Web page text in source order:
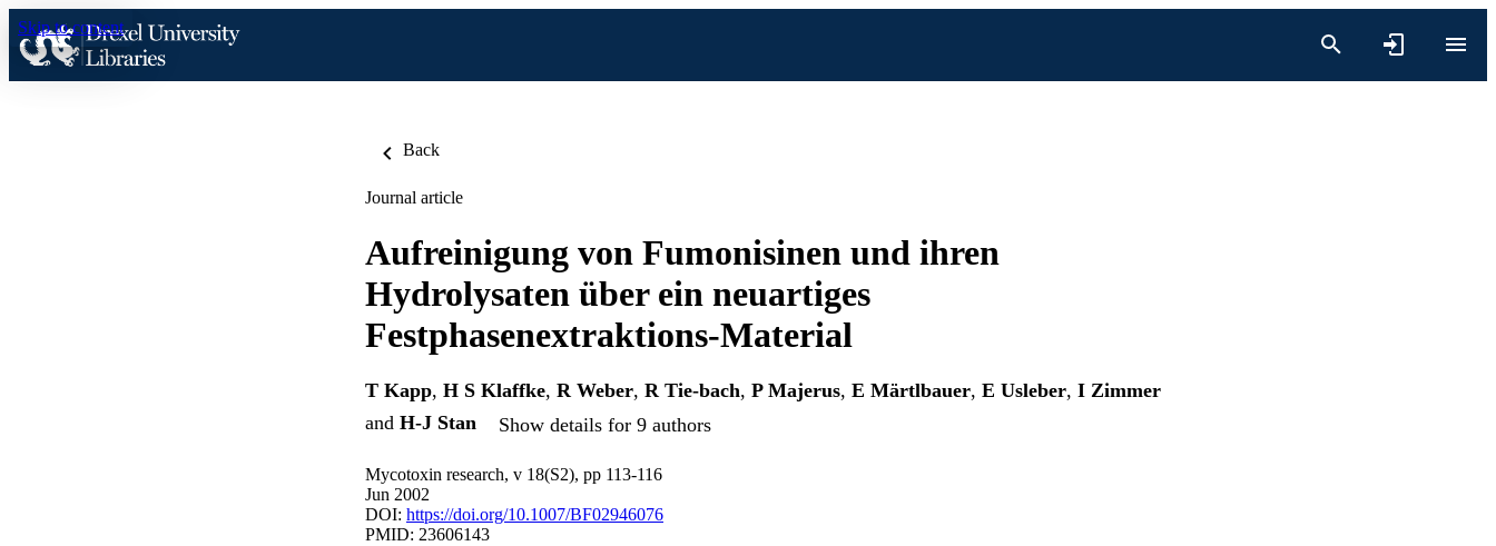
Skip to content
Back
Journal article
Aufreinigung von Fumonisinen und ihren
Hydrolysaten über ein neuartiges
Festphasenextraktions-Material
T Kapp, H S Klaffke, R Weber, R Tie-bach, P Majerus, E Märtlbauer, E Usleber, I Zimmer
and H-J Stan Show details for 9 authors
Mycotoxin research, v 18(S2), pp 113-116
Jun 2002
DOI: https://doi.org/10.1007/BF02946076
PMID: 23606143